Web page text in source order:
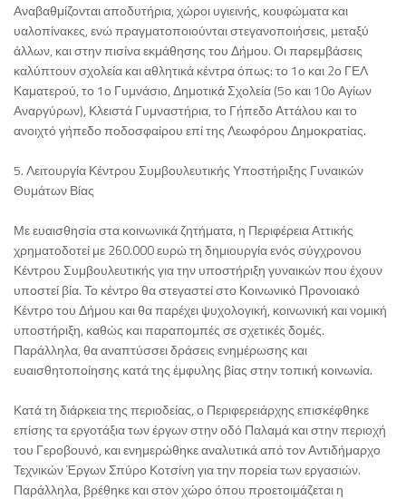
Αναβαθμίζονται αποδυτήρια, χώροι υγιεινής, κουφώματα και
υαλοπίνακες, ενώ πραγματοποιούνται στεγανοποιήσεις, μεταξύ
άλλων, και στην πισίνα εκμάθησης του Δήμου. Οι παρεμβάσεις
καλύπτουν σχολεία και αθλητικά κέντρα όπως: το 1ο και 2ο ΓΕΛ
Καματερού, το 1ο Γυμνάσιο, Δημοτικά Σχολεία (5ο και 10ο Αγίων
Αναργύρων), Κλειστά Γυμναστήρια, το Γήπεδο Αττάλου και το
ανοιχτό γήπεδο ποδοσφαίρου επί της Λεωφόρου Δημοκρατίας.
5. Λειτουργία Κέντρου Συμβουλευτικής Υποστήριξης Γυναικών
Θυμάτων Βίας
Με ευαισθησία στα κοινωνικά ζητήματα, η Περιφέρεια Αττικής
χρηματοδοτεί με 260.000 ευρώ τη δημιουργία ενός σύγχρονου
Κέντρου Συμβουλευτικής για την υποστήριξη γυναικών που έχουν
υποστεί βία. Το κέντρο θα στεγαστεί στο Κοινωνικό Προνοιακό
Κέντρο του Δήμου και θα παρέχει ψυχολογική, κοινωνική και νομική
υποστήριξη, καθώς και παραπομπές σε σχετικές δομές.
Παράλληλα, θα αναπτύσσει δράσεις ενημέρωσης και
ευαισθητοποίησης κατά της έμφυλης βίας στην τοπική κοινωνία.
Κατά τη διάρκεια της περιοδείας, ο Περιφερειάρχης επισκέφθηκε
επίσης τα εργοτάξια των έργων στην οδό Παλαμά και στην περιοχή
του Γεροβουνό, και ενημερώθηκε αναλυτικά από τον Αντιδήμαρχο
Τεχνικών Έργων Σπύρο Κοτσίνη για την πορεία των εργασιών.
Παράλληλα, βρέθηκε και στον χώρο όπου προετοιμάζεται η